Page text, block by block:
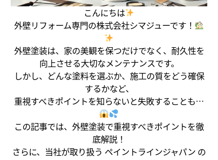
こんにちは
外壁リフォーム専門の株式会社シマジューです！
外壁塗装は、家の美観を保つだけでなく、耐久性を
向上させる大切なメンテナンスです。
しかし、どんな塗料を選ぶか、施工の質をどう確保
するかなど、
重視すべきポイントを知らないと失敗することも…
この記事では、外壁塗装で重視すべきポイントを徹
底解説！
さらに、当社が取り扱う ペイントラインジャパン の